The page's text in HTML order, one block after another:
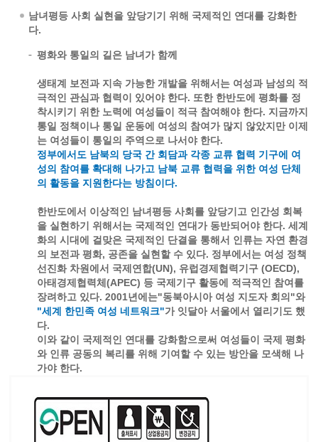
남녀평등 사회 실현을 앞당기기 위해 국제적인 연대를 강화한
다.
평화와 통일의 길은 남녀가 함께
생태계 보전과 지속 가능한 개발을 위해서는 여성과 남성의 적
극적인 관심과 협력이 있어야 한다. 또한 한반도에 평화를 정
착시키기 위한 노력에 여성들이 적극 참여해야 한다. 지금까지
통일 정책이나 통일 운동에 여성의 참여가 많지 않았지만 이제
는 여성들이 통일의 주역으로 나서야 한다.
정부에서도 남북의 당국 간 회담과 각종 교류 협력 기구에 여
성의 참여를 확대해 나가고 남북 교류 협력을 위한 여성 단체
의 활동을 지원한다는 방침이다.
한반도에서 이상적인 남녀평등 사회를 앞당기고 인간성 회복
을 실현하기 위해서는 국제적인 연대가 동반되어야 한다. 세계
화의 시대에 걸맞은 국제적인 단결을 통해서 인류는 자연 환경
의 보전과 평화, 공존을 실현할 수 있다. 정부에서는 여성 정책
선진화 차원에서 국제연합(UN), 유럽경제협력기구 (OECD),
아태경제협력체(APEC) 등 국제기구 활동에 적극적인 참여를
장려하고 있다. 2001년에는"동북아시아 여성 지도자 회의"와
"세계 한민족 여성 네트워크"가 잇달아 서울에서 열리기도 했
다.
이와 같이 국제적인 연대를 강화함으로써 여성들이 국제 평화
와 인류 공동의 복리를 위해 기여할 수 있는 방안을 모색해 나
가야 한다.